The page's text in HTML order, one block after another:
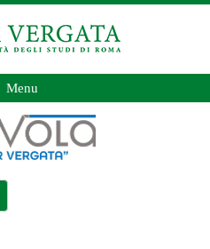
Menu